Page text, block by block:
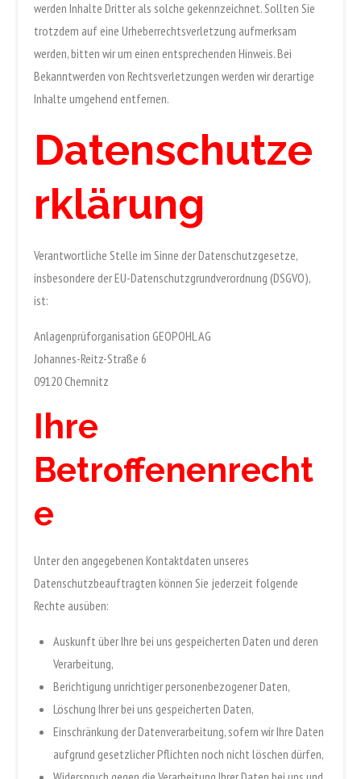
werden Inhalte Dritter als solche gekennzeichnet. Sollten Sie
trotzdem auf eine Urheberrechtsverletzung aufmerksam
werden, bitten wir um einen entsprechenden Hinweis. Bei
Bekanntwerden von Rechtsverletzungen werden wir derartige
Inhalte umgehend entfernen.
Datenschutze
rklärung
Verantwortliche Stelle im Sinne der Datenschutzgesetze,
insbesondere der EU-Datenschutzgrundverordnung (DSGVO),
ist:
Anlagenprüforganisation GEOPOHL AG
Johannes-Reitz-Straße 6
09120 Chemnitz
Ihre
Betroffenenrecht
e
Unter den angegebenen Kontaktdaten unseres
Datenschutzbeauftragten können Sie jederzeit folgende
Rechte ausüben:
Auskunft über Ihre bei uns gespeicherten Daten und deren
Verarbeitung,
Berichtigung unrichtiger personenbezogener Daten,
Löschung Ihrer bei uns gespeicherten Daten,
Einschränkung der Datenverarbeitung, sofern wir Ihre Daten
aufgrund gesetzlicher Pflichten noch nicht löschen dürfen,